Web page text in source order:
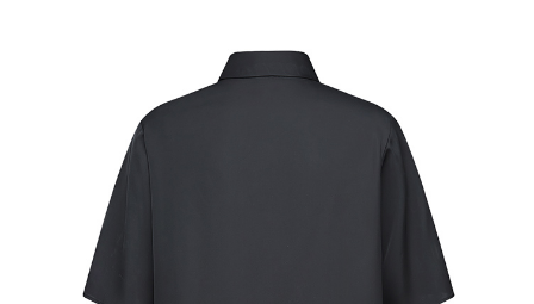
恩沛科技股份有限公司將有權停止該用戶之使用額度並採取法律行動。